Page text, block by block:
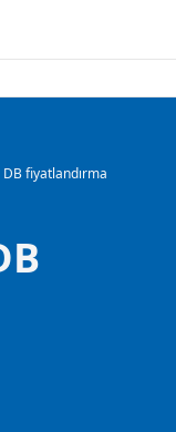
fiyatlandırma